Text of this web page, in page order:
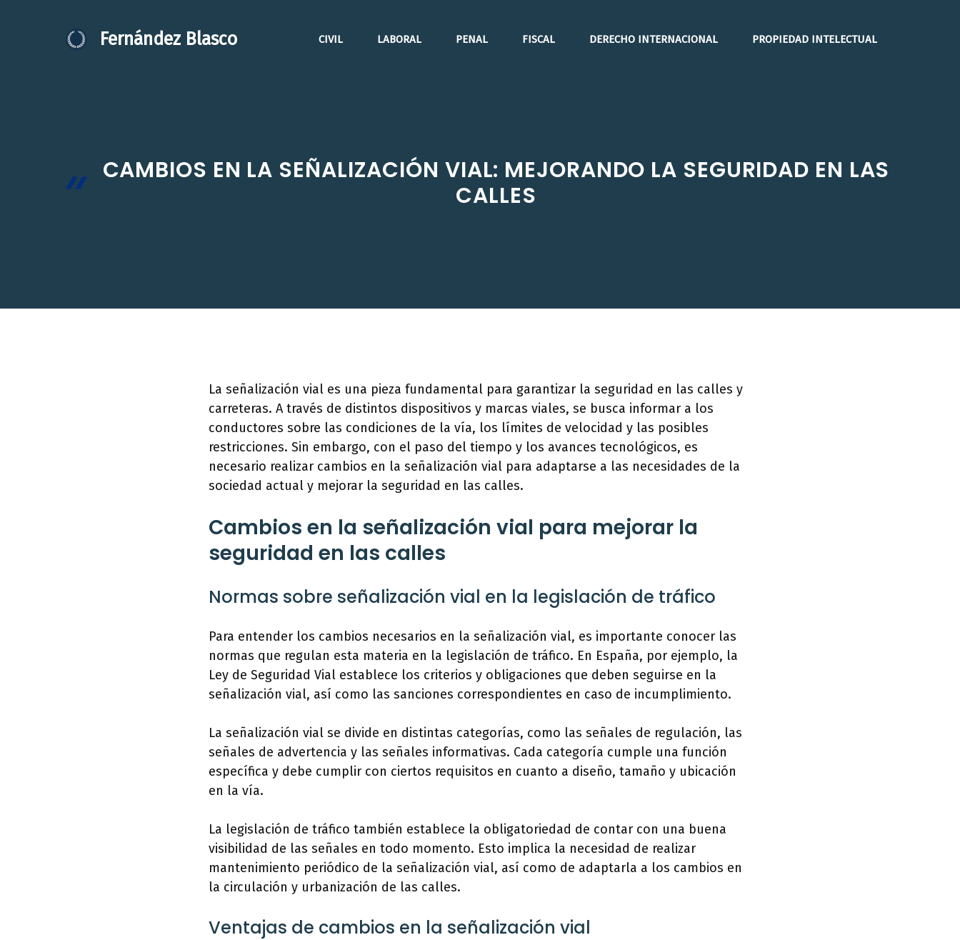
Fernández Blasco CIVIL LABORAL PENAL FISCAL DERECHO INTERNACIONAL PROPIEDAD INTELECTUAL
CAMBIOS EN LA SEÑALIZACIÓN VIAL: MEJORANDO LA SEGURIDAD EN LAS
CALLES
La señalización vial es una pieza fundamental para garantizar la seguridad en las calles y
carreteras. A través de distintos dispositivos y marcas viales, se busca informar a los
conductores sobre las condiciones de la vía, los límites de velocidad y las posibles
restricciones. Sin embargo, con el paso del tiempo y los avances tecnológicos, es
necesario realizar cambios en la señalización vial para adaptarse a las necesidades de la
sociedad actual y mejorar la seguridad en las calles.
Cambios en la señalización vial para mejorar la
seguridad en las calles
Normas sobre señalización vial en la legislación de tráfico
Para entender los cambios necesarios en la señalización vial, es importante conocer las
normas que regulan esta materia en la legislación de tráfico. En España, por ejemplo, la
Ley de Seguridad Vial establece los criterios y obligaciones que deben seguirse en la
señalización vial, así como las sanciones correspondientes en caso de incumplimiento.
La señalización vial se divide en distintas categorías, como las señales de regulación, las
señales de advertencia y las señales informativas. Cada categoría cumple una función
específica y debe cumplir con ciertos requisitos en cuanto a diseño, tamaño y ubicación
en la vía.
La legislación de tráfico también establece la obligatoriedad de contar con una buena
visibilidad de las señales en todo momento. Esto implica la necesidad de realizar
mantenimiento periódico de la señalización vial, así como de adaptarla a los cambios en
la circulación y urbanización de las calles.
Ventajas de cambios en la señalización vial